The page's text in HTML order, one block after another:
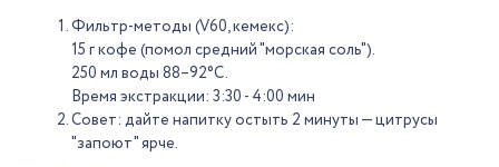
Фильтр-методы (V60, кемекс):
15 г кофе (помол средний "морская соль").
250 мл воды 88–92°C.
Время экстракции: 3:30 - 4:00 мин
Совет: дайте напитку остыть 2 минуты — цитрусы
"запоют" ярче.